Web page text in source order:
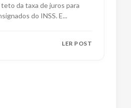
da taxa de juros para
do INSS. E...
LER POST